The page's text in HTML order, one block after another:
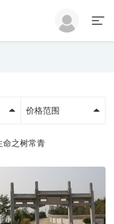
价格范围
命之树常青